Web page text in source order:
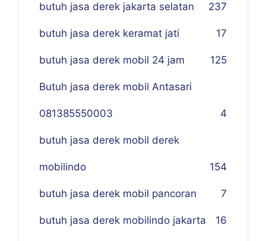
butuh jasa derek jakarta selatan 237
butuh jasa derek keramat jati 17
butuh jasa derek mobil 24 jam 125
Butuh jasa derek mobil Antasari
081385550003 4
butuh jasa derek mobil derek
mobilindo 154
butuh jasa derek mobil pancoran 7
butuh jasa derek mobilindo jakarta 16